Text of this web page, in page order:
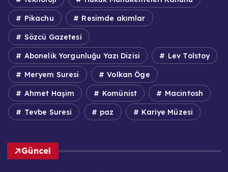
teknoloji Hukuk Muhakemeleri Kanunu
Pikachu Resimde akımlar
Sözcü Gazetesi
Abonelik Yorgunluğu Yazı Dizisi Lev Tolstoy
Meryem Suresi Volkan Öge
Ahmet Haşim Komünist Macintosh
Tevbe Suresi paz Kariye Müzesi
Güncel